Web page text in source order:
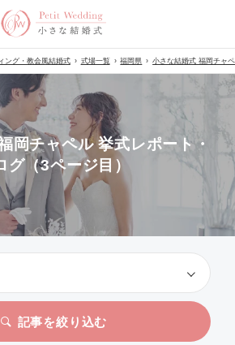
ング・教会風結婚式 式場一覧 福岡県 小さな結婚式 福岡チャ
岡チャペル 挙式レポート・
グ（3ページ目）
記事を絞り込む